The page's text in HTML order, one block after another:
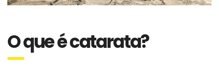
O que é catarata?